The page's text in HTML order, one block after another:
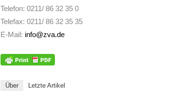
Telefon: 0211/ 86 32 35 0
Telefax: 0211/ 86 32 35 35
E-Mail: info@zva.de
Über Letzte Artikel